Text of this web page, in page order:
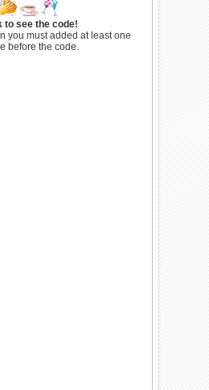
to see the code!
you must added at least one
before the code.